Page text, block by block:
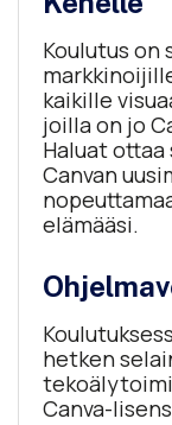
Koulutus on
kaikille
joilla on jo
Haluat ottaa
Canvan
elämääsi.
hetken
Canva-